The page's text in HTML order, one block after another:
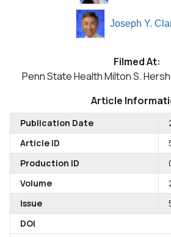
Joseph Y.
Filmed At:
Penn State Health Milton S.
Article
Publication Date
Article ID
Production ID
Volume
Issue
DOI